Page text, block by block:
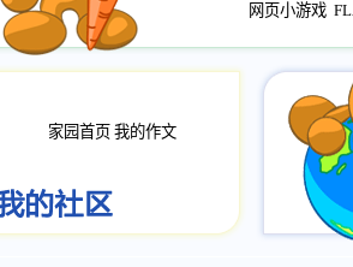
网页小游戏
家园首页 我的作文